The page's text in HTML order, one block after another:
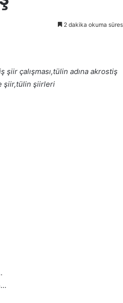
2 dakika okuma
çalışması,tülin adına akrostiş
şiir,tülin şiirleri